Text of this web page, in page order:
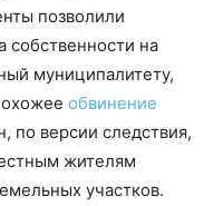
позволили
собственности на
муниципалитету,
обвинение
по версии следствия,
жителям
ных участков.